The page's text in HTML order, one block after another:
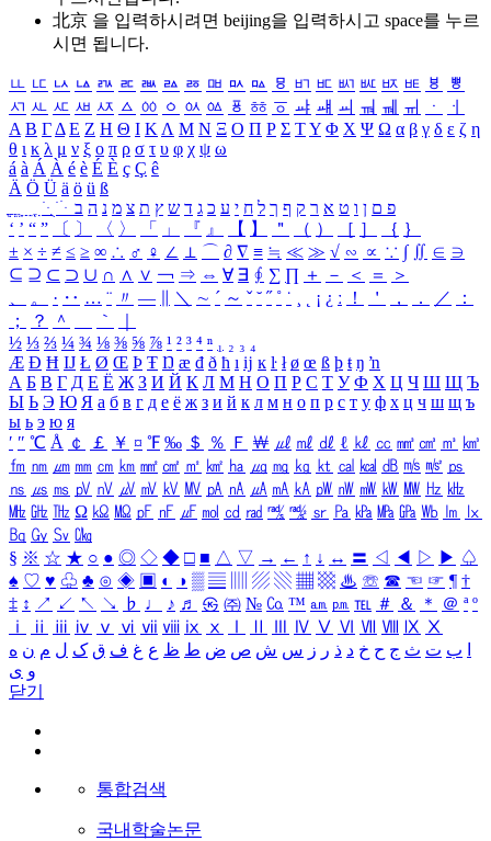
北京 을 입력하시려면 beijing을 입력하시고 space를 누르
시면 됩니다.
ㅥ ㅦ ㅧ ㅨ ㅩ ㅪ ㅫ ㅬ ㅭ ㅮ ㅯ ㅰ ㅱ ㅲ ㅳ ㅴ ㅵ ㅶ ㅷ ㅸ
ㅹ
ㅺ ㅻ ㅼ ㅽ ㅾ ㅿ ㆀ ㆁ ㆂ ㆃ ㆄ ㆅ ㆆ ㆇ ㆈ ㆉ ㆊ ㆋ ㆌ ㆍ
ㆎ
Α Β ΓΔ Ε Ζ Η Θ Ι ΚΛ Μ Ν Ξ Ο Π Ρ Σ ΤΥ Φ Χ Ψ Ω α β γ δ ε ζ η
θ ι κ λ μ ν ξ ο π ρ σ τ υ φ χ ψ ω
á à Á À é è É È ç Ç ê
Ä Ö Ü ä ö ü ß
ִֶֹ ֻּ ׁׂ פ ם ן ו ט א ר ק ף ך ל ח י ע כ ג ד ש ץ ת צ מ נ ה ב
‘ ’ “ ” 〔 〕 〈 〉 「 」 『 』 【 】 ＂ （ ） ［ ］ ｛ ｝
± × ÷ ≠ ≤ ≥ ∞ ∴ ♂ ♀ ∠ ⊥ ⌒ ∂ ∇ ≡ ≒ ≪ ≫ √ ∽ ∝ ∵ ∫ ∬ ∈ ∋
⊆ ⊇ ⊂ ⊃ ∪ ∩ ∧ ∨ ￢ ⇒ ⇔ ∀ ∃ ∮ ∑ ∏ ＋ － ＜ ＝
＞
、
。 · ‥ … ¨ 〃 ― ＼ ∼ ´ ～ ˇ ˘ ˝ ˚ ˙ ¸ ¡ ¿ ː ！ ＇ ， ． ／
：
；
？ ＾ ｀
½ ⅓ ⅔ ¼ ¾ ⅛ ⅜ ⅝ ⅞ ¹ ² ³ ⁴ ⁿ ₁ ₂ ₃ ₄
Æ Ð Ħ Ĳ Ł Ø Œ Þ Ŧ Ŋ æ đ ð ħ ı ĳ ĸ ŀ ł ø œ ß þ ŧ ŋ ŉ
А Б В Г Д Е Ё Ж З И Й К Л М Н О П Р С Т У Ф Х Ц Ч Ш Щ Ъ
Ы Ь Э Ю Я а б в г д е ё ж з и й к л м н о п р с т у ф х ц ч ш щ ъ
ы ь э ю я
′ ″ ℃ Å ￠ ￡ ￥ ¤ ℉ ‰ ＄ ％ Ｆ ￦ ㎕ ㎖ ㎗ ℓ ㎘ ㏄ ㎣ ㎤ ㎥ ㎦
㎙ ㎚ ㎛ ㎜ ㎝ ㎞ ㎟ ㎠ ㎡ ㎢ ㏊ ㎍ ㎎ ㎏ ㏏ ㎈ ㎉ ㏈ ㎧ ㎨ ㎰
㎱ ㎲ ㎳ ㎴ ㎵ ㎶ ㎷ ㎸ ㎹ ㎀ ㎁ ㎂ ㎃ ㎄ ㎺ ㎻ ㎽ ㎾ ㎿ ㎐ ㎑
㎒ ㎓ ㎔ Ω ㏀ ㏁ ㎊ ㎋ ㎌ ㏖ ㏅ ㎭ ㎮ ㎯ ㏛ ㎩ ㎪ ㎫ ㎬ ㏝ ㏐
㏓
㏃ ㏉ ㏜ ㏆
§ ※ ☆ ★ ○ ● ◎ ◇ ◆ □ ■ △ ▽ → ← ↑ ↓ ↔ 〓 ◁ ◀ ▷ ▶ ♤
♠ ♡ ♥ ♧ ♣ ⊙ ◈ ▣ ◐ ◑ ▒ ▤ ▨ ▧ ▦ ▩ ♨ ☏ ☎ ☜ ☞ ¶ †
‡ ↕ ↗ ↙ ↖ ↘ ♭ ♩ ♪ ♬ ㉿ ㈜ № ㏇ ™ ㏂ ㏘ ℡ ＃ ＆ ＊ ＠ ª º
ⅰ
ⅱ ⅲ ⅳ ⅴ ⅵ ⅶ ⅷ ⅸ ⅹ Ⅳ Ⅴ Ⅵ Ⅶ Ⅷ Ⅸ Ⅹ
ب ت ث ج ح خ د ذ ر ز س ش ص ض ط ظ ع غ ف ق ک ل م ن ه
و ی
닫기
통합검색
국내학술논문